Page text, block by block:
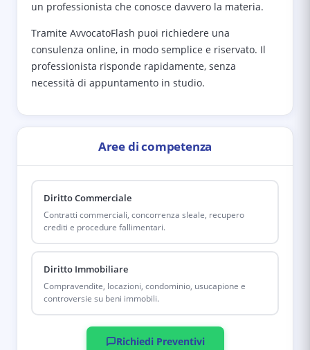
un professionista che conosce davvero la materia.
Tramite AvvocatoFlash puoi richiedere una
consulenza online, in modo semplice e riservato. Il
professionista risponde rapidamente, senza
necessità di appuntamento in studio.
Aree di competenza
Diritto Commerciale
Contratti commerciali, concorrenza sleale, recupero
crediti e procedure fallimentari.
Diritto Immobiliare
Compravendite, locazioni, condominio, usucapione e
controversie su beni immobili.
Richiedi Preventivi